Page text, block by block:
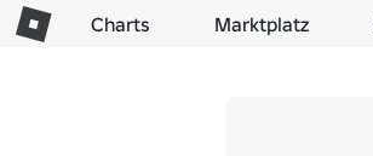
Charts Marktplatz